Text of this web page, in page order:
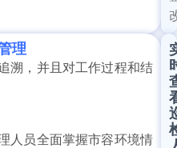
理
溯，并且对工作过程和结
人员全面掌握市容环境情